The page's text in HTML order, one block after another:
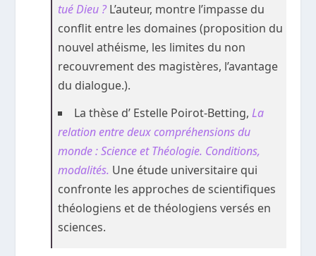
tué Dieu ? L’auteur, montre l’impasse du
conflit entre les domaines (proposition du
nouvel athéisme, les limites du non
recouvrement des magistères, l’avantage
du dialogue.).
La thèse d’ Estelle Poirot-Betting,La
relation entre deux compréhensions du
monde : Science et Théologie. Conditions,
modalités. Une étude universitaire qui
confronte les approches de scientifiques
théologiens et de théologiens versés en
sciences.